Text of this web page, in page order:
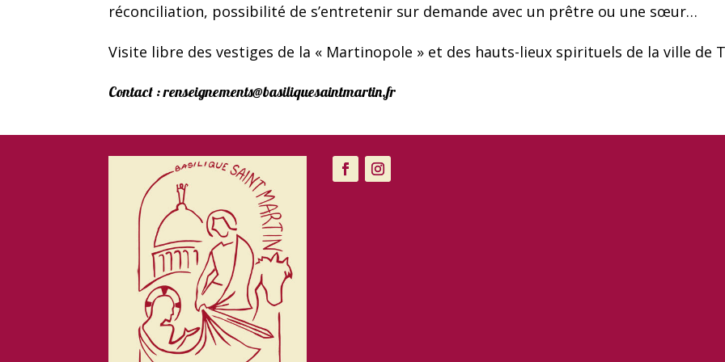
réconciliation, possibilité de s’entretenir sur demande avec un prêtre ou une sœur…
Visite libre des vestiges de la « Martinopole » et des hauts-lieux spirituels de la ville de
Contact :renseignements@basiliquesaintmartin.fr